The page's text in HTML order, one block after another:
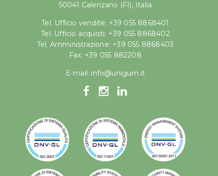
50041 Calenzano (FI), Italia
Tel. Ufficio vendite: +39 055 8868401
Tel. Ufficio acquisti: +39 055 8868402
Tel. Amministrazione: +39 055 8868403
Fax: +39 055 882208
E-mail: info@unigum.it